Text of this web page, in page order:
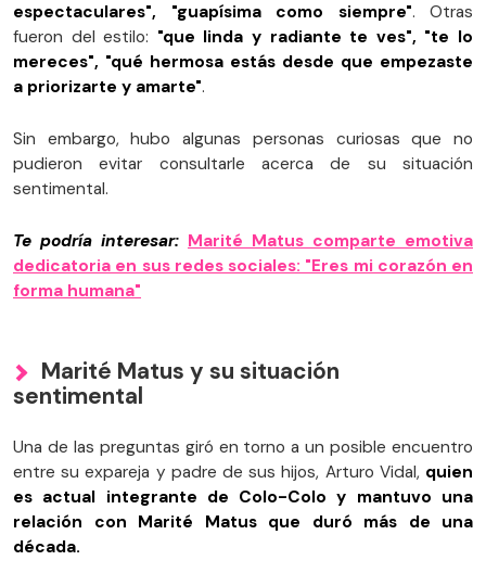
espectaculares", "guapísima como siempre". Otras
fueron del estilo: "que linda y radiante te ves", "te lo
mereces", "qué hermosa estás desde que empezaste
a priorizarte y amarte".
Sin embargo, hubo algunas personas curiosas que no
pudieron evitar consultarle acerca de su situación
sentimental.
Te podría interesar: Marité Matus comparte emotiva
dedicatoria en sus redes sociales: "Eres mi corazón en
forma humana"
Marité Matus y su situación
sentimental
Una de las preguntas giró en torno a un posible encuentro
entre su expareja y padre de sus hijos, Arturo Vidal, quien
es actual integrante de Colo-Colo y mantuvo una
relación con Marité Matus que duró más de una
década.